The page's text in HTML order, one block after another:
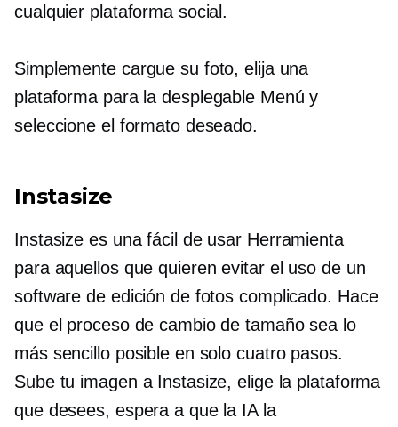
cualquier plataforma social.
Simplemente cargue su foto, elija una
plataforma para ladesplegable Menú y
seleccione el formato deseado.
Instasize
Instasize es unafácil de usar Herramienta
para aquellos que quieren evitar el uso de un
software de edición de fotos complicado. Hace
que el proceso de cambio de tamaño sea lo
más sencillo posible en solo cuatro pasos.
Sube tu imagen a Instasize, elige la plataforma
que desees, espera a que la IA la